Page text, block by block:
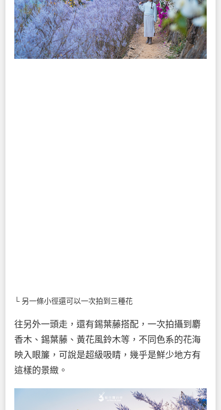
└ 另一條小徑還可以一次拍到三種花
往另外一頭走，還有錫葉藤搭配，一次拍攝到麝
香木、錫葉藤、黃花風鈴木等，不同色系的花海
映入眼簾，可說是超級吸睛，幾乎是鮮少地方有
這樣的景緻。